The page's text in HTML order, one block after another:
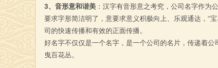
3、音形意和谐美 ：汉字有音形意之考究，公司名字作为
要求字形简洁明了，意要求意义积极向上、乐观通达，“
司的快速传播和有效的正面传播。
好名字不仅仅是一个名字，是一个公司的名片，传递着
曳百花丛。